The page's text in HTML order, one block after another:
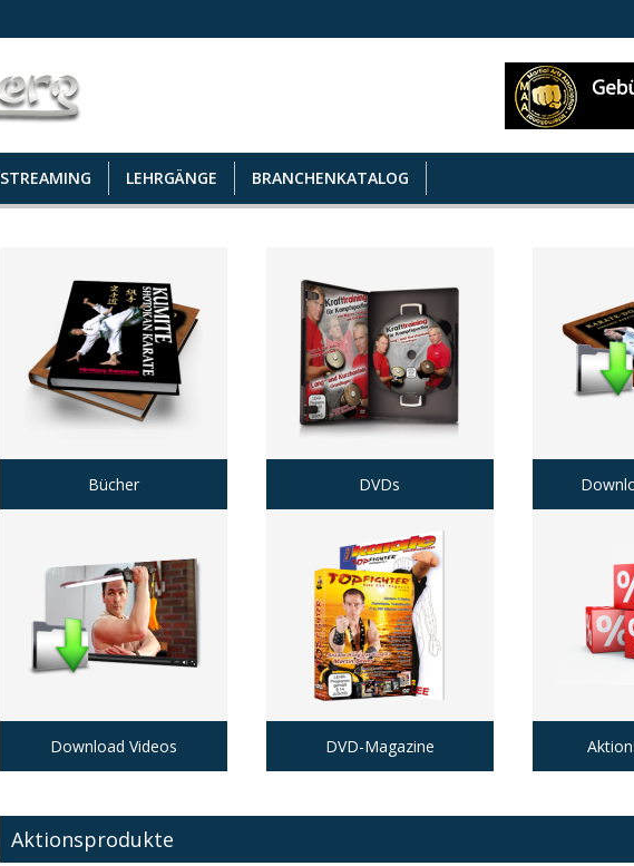
STREAMING LEHRGÄNGE BRANCHENKATALOG
Bücher DVDs
Download Videos DVD-Magazine
Aktionsprodukte